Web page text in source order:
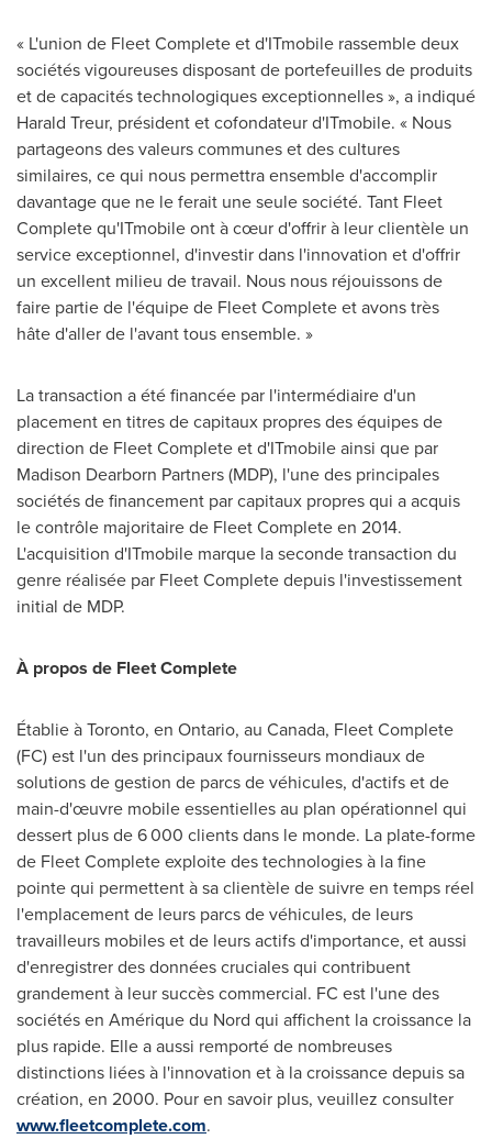
« L'union de Fleet Complete et d'ITmobile rassemble deux
sociétés vigoureuses disposant de portefeuilles de produits
et de capacités technologiques exceptionnelles », a indiqué
Harald Treur, président et cofondateur d'ITmobile. « Nous
partageons des valeurs communes et des cultures
similaires, ce qui nous permettra ensemble d'accomplir
davantage que ne le ferait une seule société. Tant Fleet
Complete qu'ITmobile ont à cœur d'offrir à leur clientèle un
service exceptionnel, d'investir dans l'innovation et d'offrir
un excellent milieu de travail. Nous nous réjouissons de
faire partie de l'équipe de Fleet Complete et avons très
hâte d'aller de l'avant tous ensemble. »
La transaction a été financée par l'intermédiaire d'un
placement en titres de capitaux propres des équipes de
direction de Fleet Complete et d'ITmobile ainsi que par
Madison Dearborn Partners (MDP), l'une des principales
sociétés de financement par capitaux propres qui a acquis
le contrôle majoritaire de Fleet Complete en 2014.
L'acquisition d'ITmobile marque la seconde transaction du
genre réalisée par Fleet Complete depuis l'investissement
initial de MDP.
À propos de Fleet Complete
Établie àToronto, en Ontario, au Canada, Fleet Complete
(FC) est l'un des principaux fournisseurs mondiaux de
solutions de gestion de parcs de véhicules, d'actifs et de
main-d'œuvre mobile essentielles au plan opérationnel qui
dessert plus de 6 000 clients dans le monde. La plate-forme
de Fleet Complete exploite des technologies à la fine
pointe qui permettent à sa clientèle de suivre en temps réel
l'emplacement de leurs parcs de véhicules, de leurs
travailleurs mobiles et de leurs actifs d'importance, et aussi
d'enregistrer des données cruciales qui contribuent
grandement à leur succès commercial. FC est l'une des
sociétés en Amérique du Nord qui affichent la croissance la
plus rapide. Elle a aussi remporté de nombreuses
distinctions liées à l'innovation et à la croissance depuis sa
création, en 2000. Pour en savoir plus, veuillez consulter
www.fleetcomplete.com.